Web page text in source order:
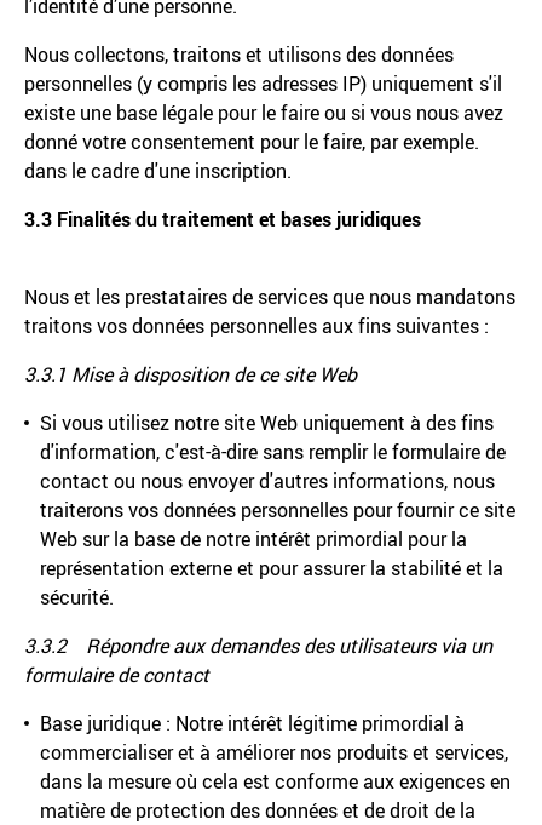
l’identité d’une personne.
Nous collectons, traitons et utilisons des données
personnelles (y compris les adresses IP) uniquement s'il
existe une base légale pour le faire ou si vous nous avez
donné votre consentement pour le faire, par exemple.
dans le cadre d'une inscription.
3.3 Finalités du traitement et bases juridiques
Nous et les prestataires de services que nous mandatons
traitons vos données personnelles aux fins suivantes :
3.3.1 Mise à disposition de ce site Web
Si vous utilisez notre site Web uniquement à des fins
d'information, c'est-à-dire sans remplir le formulaire de
contact ou nous envoyer d'autres informations, nous
traiterons vos données personnelles pour fournir ce site
Web sur la base de notre intérêt primordial pour la
représentation externe et pour assurer la stabilité et la
sécurité.
3.3.2 Répondre aux demandes des utilisateurs via un
formulaire de contact
Base juridique : Notre intérêt légitime primordial à
commercialiser et à améliorer nos produits et services,
dans la mesure où cela est conforme aux exigences en
matière de protection des données et de droit de la